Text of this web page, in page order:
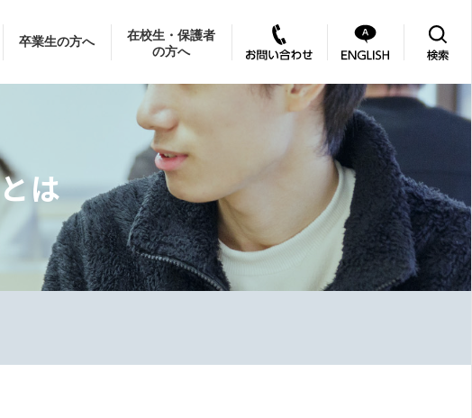
卒業生の方へ
在校生・保護者
の方へ
は